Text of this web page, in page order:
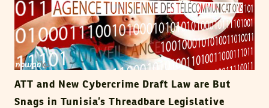
ATT and New Cybercrime Draft Law are But
Snags in Tunisia’s Threadbare Legislative